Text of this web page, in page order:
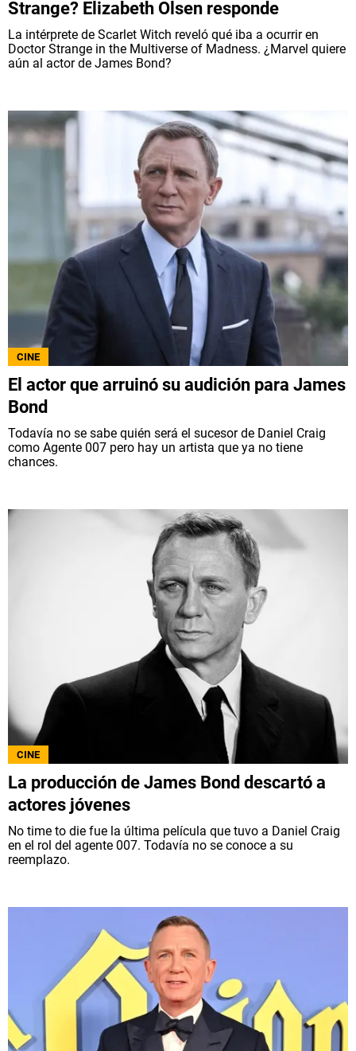
Strange? Elizabeth Olsen responde
La intérprete de Scarlet Witch reveló qué iba a ocurrir en
Doctor Strange in the Multiverse of Madness. ¿Marvel quiere
aún al actor de James Bond?
CINE
El actor que arruinó su audición para James
Bond
Todavía no se sabe quién será el sucesor de Daniel Craig
como Agente 007 pero hay un artista que ya no tiene
chances.
CINE
La producción de James Bond descartó a
actores jóvenes
No time to die fue la última película que tuvo a Daniel Craig
en el rol del agente 007. Todavía no se conoce a su
reemplazo.